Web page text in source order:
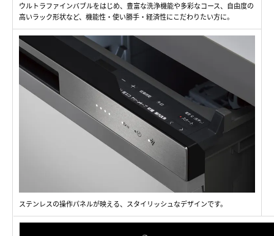
ウルトラファインバブルをはじめ、豊富な洗浄機能や多彩なコース、自由度の
高いラック形状など、機能性・使い勝手・経済性にこだわりたい方に。
ステンレスの操作パネルが映える、スタイリッシュなデザインです。